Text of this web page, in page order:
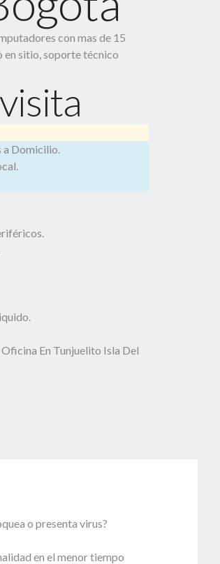
con mas de 15
en sitio, soporte técnico
Domicilio.
En Tunjuelito Isla Del
o presenta virus?
en el menor tiempo